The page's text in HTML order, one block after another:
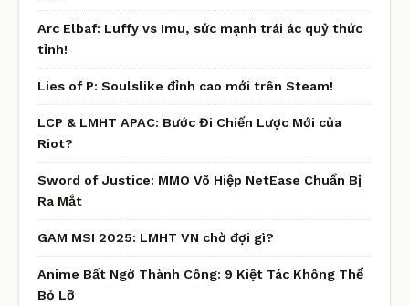
Arc Elbaf: Luffy vs Imu, sức mạnh trái ác quỷ thức
tỉnh!
Lies of P: Soulslike đỉnh cao mới trên Steam!
LCP & LMHT APAC: Bước Đi Chiến Lược Mới của
Riot?
Sword of Justice: MMO Võ Hiệp NetEase Chuẩn Bị
Ra Mắt
GAM MSI 2025: LMHT VN chờ đợi gì?
Anime Bất Ngờ Thành Công: 9 Kiệt Tác Không Thể
Bỏ Lỡ